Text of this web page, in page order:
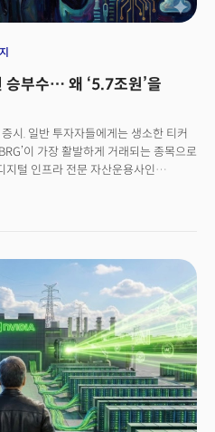
승부수… 왜 ‘5.7조원’을
. 일반 투자자들에게는 생소한 티커
이 가장 활발하게 거래되는 종목으로
지털 인프라 전문 자산운용사인
Inc. 이하 디지털브리지)의 주가가
균 종가(비영향 기준) 대비 50%의
부터 인수설이 퍼지면서 주가가 저점
날 디지털브리지 주가는 10% 가량
로는 일본 자본이 미국 부동산 및
본적인 배경은 AI 패권 경쟁에 있다는
다임이 소프트웨어와 모델 경쟁에서
있는 것이다.&nbsp;손정의
으로 확보한 막대한 현금을 활용, AI
터, 전력 등 ‘AI 인프라’를 선점하기
떻게 M&A로 GPU 칩 회사를 AI